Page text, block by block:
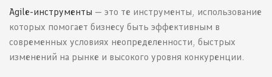
Agile-инструменты — это те инструменты, использование
которых помогает бизнесу быть эффективным в
современных условиях неопределенности, быстрых
изменений на рынке и высокого уровня конкуренции.